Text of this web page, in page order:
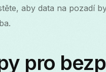
aby data na pozadí
pro